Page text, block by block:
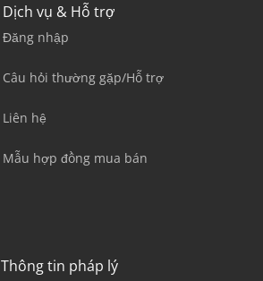
Dịch vụ & Hỗ trợ
Đăng nhập
Câu hỏi thường gặp/Hỗ trợ
Liên hệ
Mẫu hợp đồng mua bán
Thông tin pháp lý